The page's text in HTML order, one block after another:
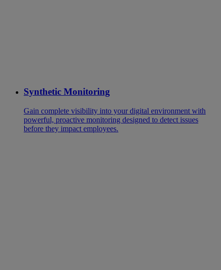
Synthetic Monitoring
Gain complete visibility into your digital environment with
powerful, proactive monitoring designed to detect issues
before they impact employees.